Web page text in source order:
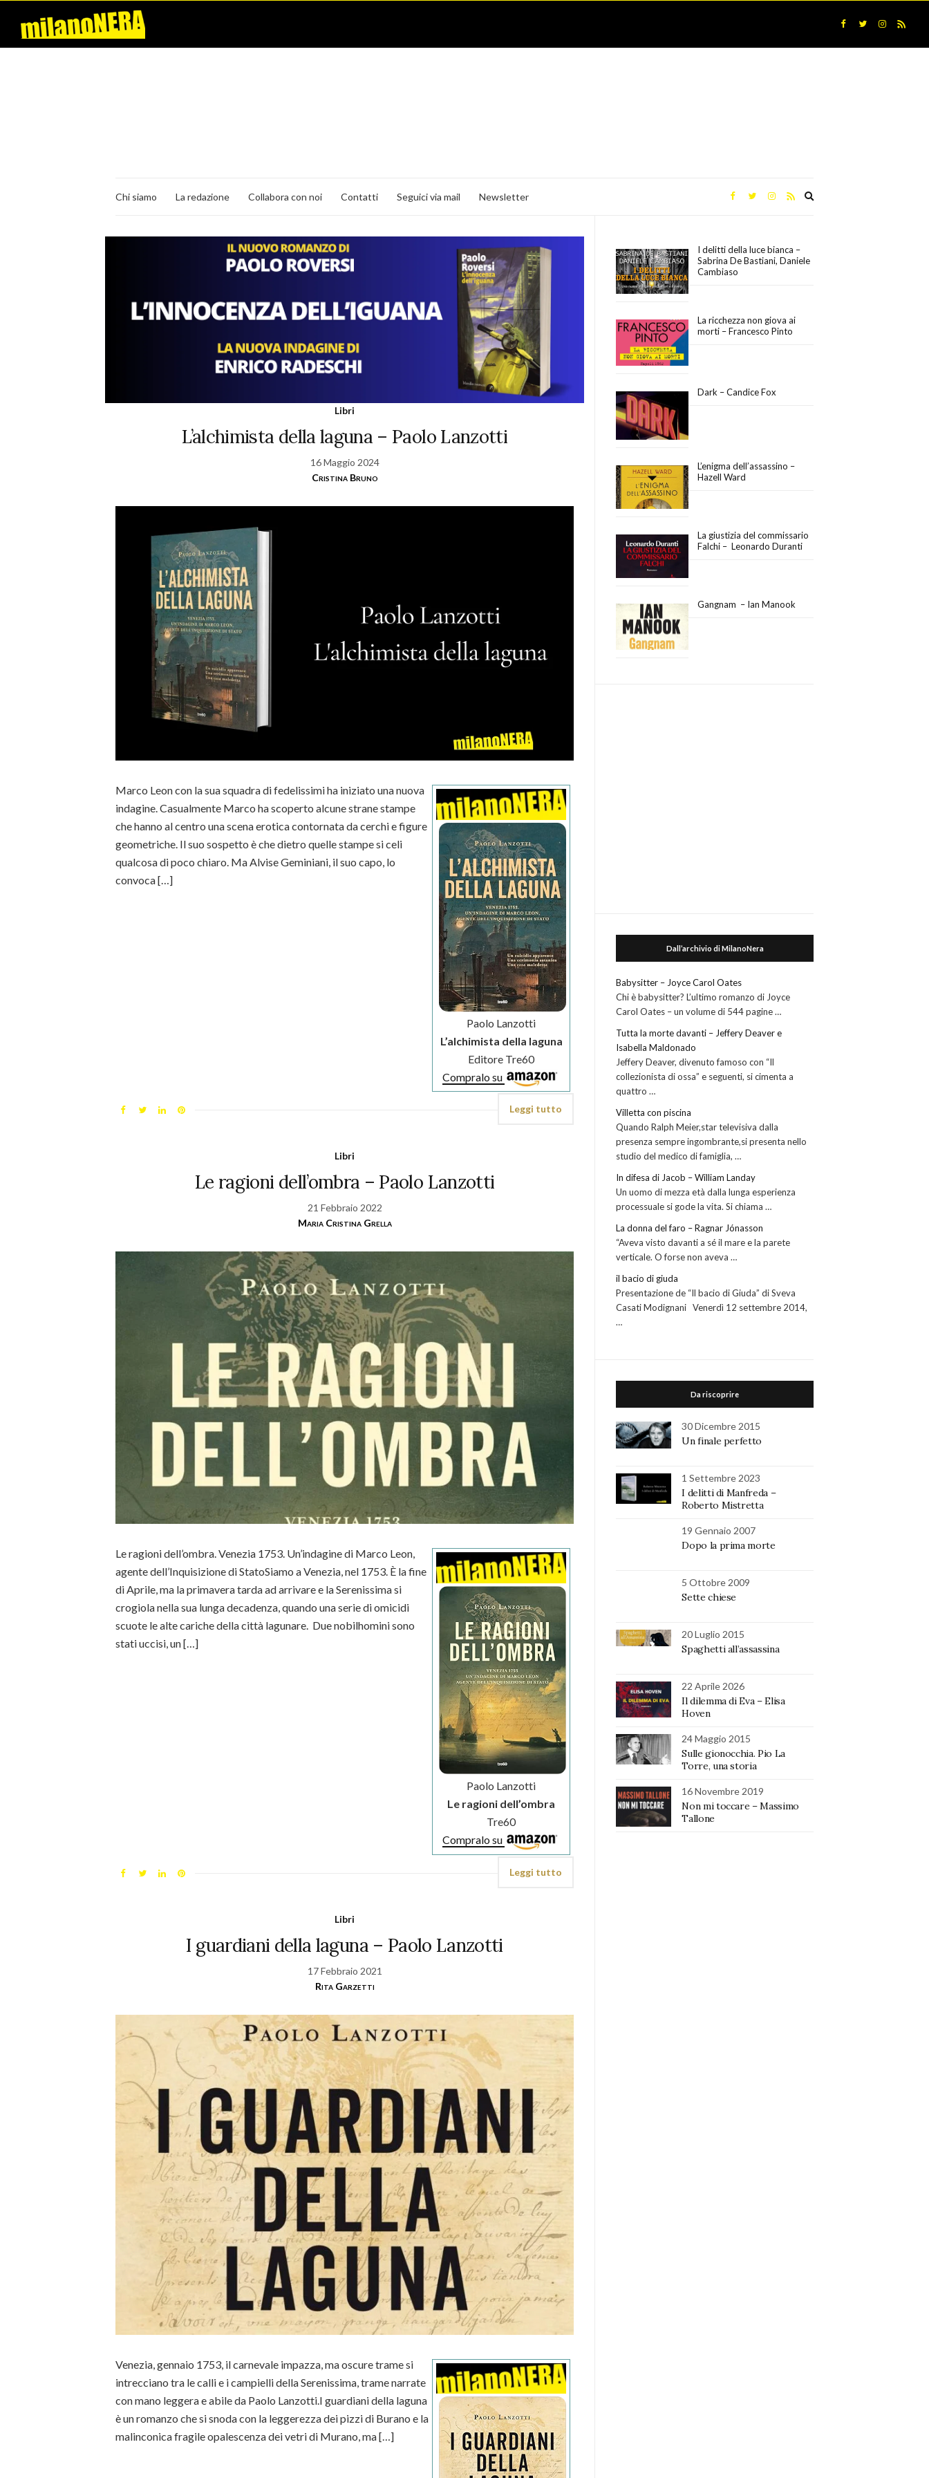
Chi siamo La redazione Collabora con noi Contatti Seguici via mail Newsletter
Libri
L’alchimista della laguna – Paolo Lanzotti
16 Maggio 2024
Cristina Bruno
Paolo Lanzotti
L’alchimista della laguna
Editore Tre60
Compralo su
Marco Leon con la sua squadra di fedelissimi ha iniziato una nuova
indagine. Casualmente Marco ha scoperto alcune strane stampe
che hanno al centro una scena erotica contornata da cerchi e figure
geometriche. Il suo sospetto è che dietro quelle stampe si celi
qualcosa di poco chiaro. Ma Alvise Geminiani, il suo capo, lo
convoca […]
Leggi tutto
Libri
Le ragioni dell’ombra – Paolo Lanzotti
21 Febbraio 2022
Maria Cristina Grella
Paolo Lanzotti
Le ragioni dell’ombra
Tre60
Compralo su
Le ragioni dell’ombra. Venezia 1753. Un’indagine di Marco Leon,
agente dell’Inquisizione di StatoSiamo a Venezia, nel 1753. È la fine
di Aprile, ma la primavera tarda ad arrivare e la Serenissima si
crogiola nella sua lunga decadenza, quando una serie di omicidi
scuote le alte cariche della città lagunare. Due nobilhomini sono
stati uccisi, un […]
Leggi tutto
Libri
I guardiani della laguna – Paolo Lanzotti
17 Febbraio 2021
Rita Garzetti
Venezia, gennaio 1753, il carnevale impazza, ma oscure trame si
intrecciano tra le calli e i campielli della Serenissima, trame narrate
con mano leggera e abile da Paolo Lanzotti.I guardiani della laguna
è un romanzo che si snoda con la leggerezza dei pizzi di Burano e la
malinconica fragile opalescenza dei vetri di Murano, ma […]
I delitti della luce bianca –
Sabrina De Bastiani, Daniele
Cambiaso
La ricchezza non giova ai
morti – Francesco Pinto
Dark – Candice Fox
L’enigma dell’assassino –
Hazell Ward
La giustizia del commissario
Falchi – Leonardo Duranti
Gangnam – Ian Manook
Dall’archivio di MilanoNera
Babysitter – Joyce Carol Oates
Chi è babysitter? L’ultimo romanzo di Joyce
Carol Oates – un volume di 544 pagine …
Tutta la morte davanti – Jeffery Deaver e
Isabella Maldonado
Jeffery Deaver, divenuto famoso con “Il
collezionista di ossa” e seguenti, si cimenta a
quattro …
Villetta con piscina
Quando Ralph Meier,star televisiva dalla
presenza sempre ingombrante,si presenta nello
studio del medico di famiglia, …
In difesa di Jacob – William Landay
Un uomo di mezza età dalla lunga esperienza
processuale si gode la vita. Si chiama …
La donna del faro – Ragnar Jónasson
“Aveva visto davanti a sé il mare e la parete
verticale. O forse non aveva …
il bacio di giuda
Presentazione de “Il bacio di Giuda” di Sveva
Casati Modignani Venerdì 12 settembre 2014,
…
Da riscoprire
30 Dicembre 2015
Un finale perfetto
1 Settembre 2023
I delitti di Manfreda –
Roberto Mistretta
19 Gennaio 2007
Dopo la prima morte
5 Ottobre 2009
Sette chiese
20 Luglio 2015
Spaghetti all’assassina
22 Aprile 2026
Il dilemma di Eva – Elisa
Hoven
24 Maggio 2015
Sulle gionocchia. Pio La
Torre, una storia
16 Novembre 2019
Non mi toccare – Massimo
Tallone